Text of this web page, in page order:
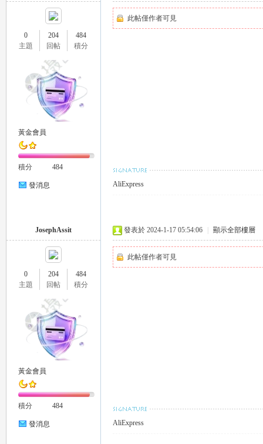
0
主題
204
回帖
484
積分
黃金會員
積分 484
發消息
此帖僅作者可見
AliExpress
JosephAssit
0
主題
204
回帖
484
積分
黃金會員
積分 484
發消息
發表於 2024-1-17 05:54:06 顯示全部樓層
此帖僅作者可見
AliExpress